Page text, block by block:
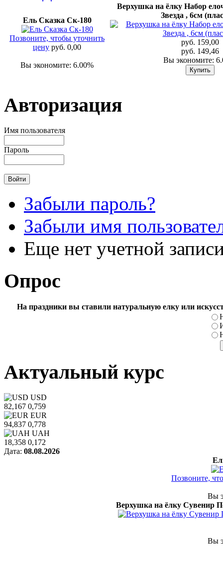
Ель Сказка Ск-180
Позвоните, чтобы уточнить
цену руб. 0,00
Вы экономите: 6.00%
Верхушка на ёлку Набор
Звезда , 6см
руб. 159,00
руб. 149,46
Вы экономите:
Авторизация
Имя пользователя
Пароль
Забыли пароль?
Забыли имя
Еще нет учетной
Опрос
На праздники вы ставили натуральную елку или
Актуальный курс
USD
82,167 0,759
EUR
94,837 0,778
UAH
18,358 0,172
Дата: 08.08.2026
Позвоните,
Вы
Верхушка на ёлку Сувенир
Вы